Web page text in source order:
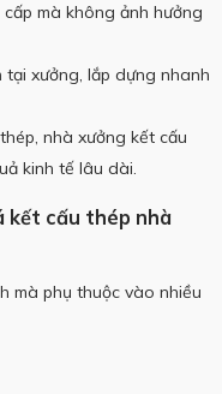
mà không ảnh hưởng
tại xưởng, lắp dựng nhanh
nhà xưởng kết cấu
kinh tế lâu dài.
kết cấu thép nhà
mà phụ thuộc vào nhiều